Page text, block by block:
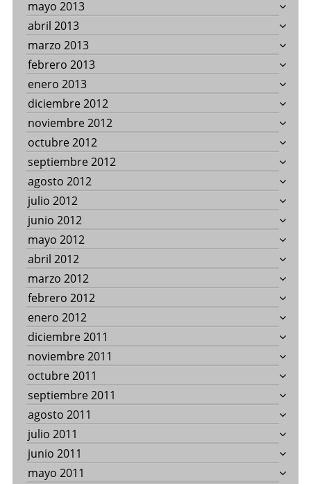
mayo 2013
abril 2013
marzo 2013
febrero 2013
enero 2013
diciembre 2012
noviembre 2012
octubre 2012
septiembre 2012
agosto 2012
julio 2012
junio 2012
mayo 2012
abril 2012
marzo 2012
febrero 2012
enero 2012
diciembre 2011
noviembre 2011
octubre 2011
septiembre 2011
agosto 2011
julio 2011
junio 2011
mayo 2011